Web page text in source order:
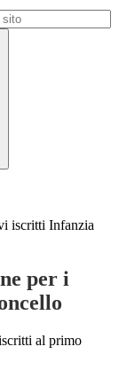
iscritti Infanzia
per i
al primo